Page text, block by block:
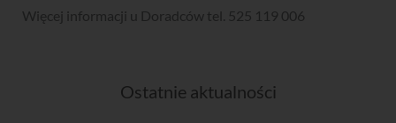
Więcej informacji u Doradców tel. 525 119 006
Ostatnie aktualności